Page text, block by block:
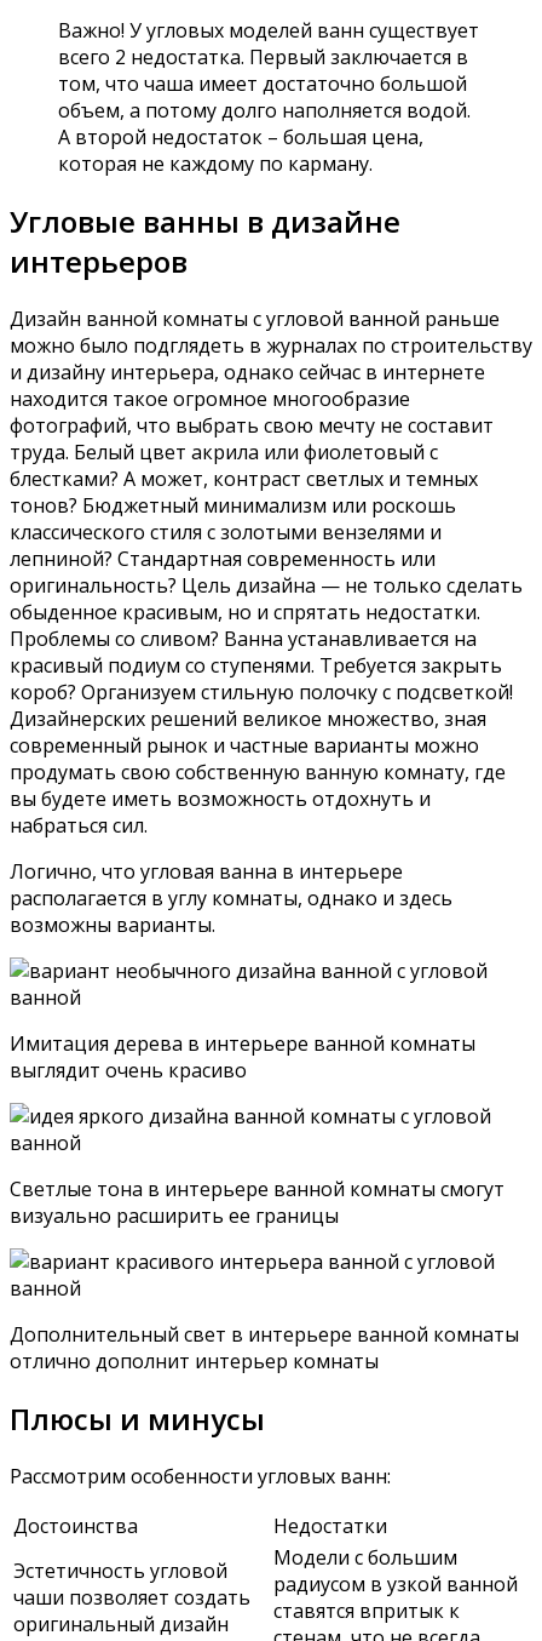
Важно! У угловых моделей ванн существует
всего 2 недостатка. Первый заключается в
том, что чаша имеет достаточно большой
объем, а потому долго наполняется водой.
А второй недостаток – большая цена,
которая не каждому по карману.
Угловые ванны в дизайне
интерьеров
Дизайн ванной комнаты с угловой ванной раньше
можно было подглядеть в журналах по строительству
и дизайну интерьера, однако сейчас в интернете
находится такое огромное многообразие
фотографий, что выбрать свою мечту не составит
труда. Белый цвет акрила или фиолетовый с
блестками? А может, контраст светлых и темных
тонов? Бюджетный минимализм или роскошь
классического стиля с золотыми вензелями и
лепниной? Стандартная современность или
оригинальность? Цель дизайна — не только сделать
обыденное красивым, но и спрятать недостатки.
Проблемы со сливом? Ванна устанавливается на
красивый подиум со ступенями. Требуется закрыть
короб? Организуем стильную полочку с подсветкой!
Дизайнерских решений великое множество, зная
современный рынок и частные варианты можно
продумать свою собственную ванную комнату, где
вы будете иметь возможность отдохнуть и
набраться сил.
Логично, что угловая ванна в интерьере
располагается в углу комнаты, однако и здесь
возможны варианты.
Имитация дерева в интерьере ванной комнаты
выглядит очень красиво
Светлые тона в интерьере ванной комнаты смогут
визуально расширить ее границы
Дополнительный свет в интерьере ванной комнаты
отлично дополнит интерьер комнаты
Плюсы и минусы
Рассмотрим особенности угловых ванн:
Достоинства
Недостатки
Эстетичность угловой
чаши позволяет создать
оригинальный дизайн
Модели с большим
радиусом в узкой ванной
ставятся впритык к